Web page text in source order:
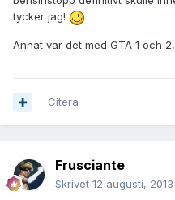
tycker jag!
Annat var det med GTA 1 och
Citera
Frusciante
Skrivet 12 augusti, 2013